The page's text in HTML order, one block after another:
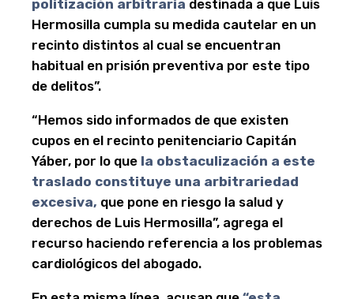
politización arbitraria destinada a que Luis
Hermosilla cumpla su medida cautelar en un
recinto distintos al cual se encuentran
habitual en prisión preventiva por este tipo
de delitos”.
“Hemos sido informados de que existen
cupos en el recinto penitenciario Capitán
Yáber, por lo que la obstaculización a este
traslado constituye una arbitrariedad
excesiva, que pone en riesgo la salud y
derechos de Luis Hermosilla”, agrega el
recurso haciendo referencia a los problemas
cardiológicos del abogado.